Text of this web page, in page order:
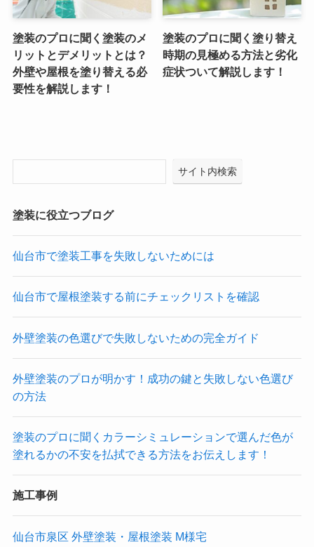
塗装のプロに聞く塗装のメ
リットとデメリットとは？
外壁や屋根を塗り替える必
要性を解説します！
塗装のプロに聞く塗り替え
時期の見極める方法と劣化
症状ついて解説します！
サイト内検索
塗装に役立つブログ
仙台市で塗装工事を失敗しないためには
仙台市で屋根塗装する前にチェックリストを確認
外壁塗装の色選びで失敗しないための完全ガイド
外壁塗装のプロが明かす！成功の鍵と失敗しない色選び
の方法
塗装のプロに聞くカラーシミュレーションで選んだ色が
塗れるかの不安を払拭できる方法をお伝えします！
施工事例
仙台市泉区 外壁塗装・屋根塗装 M様宅